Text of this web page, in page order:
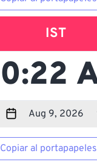
IST
Copiar al portapapeles